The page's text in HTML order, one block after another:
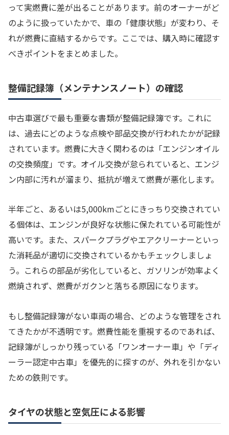
って実燃費に差が出ることがあります。前のオーナーがど
のように扱っていたかで、車の「健康状態」が変わり、そ
れが燃費に直結するからです。ここでは、購入時に確認す
べきポイントをまとめました。
整備記録簿（メンテナンスノート）の確認
中古車選びで最も重要な書類が整備記録簿です。これに
は、過去にどのような点検や部品交換が行われたかが記録
されています。燃費に大きく関わるのは「エンジンオイル
の交換頻度」です。オイル交換が怠られていると、エンジ
ン内部に汚れが溜まり、抵抗が増えて燃費が悪化します。
半年ごと、あるいは5,000kmごとにきっちり交換されてい
る個体は、エンジンが良好な状態に保たれている可能性が
高いです。また、スパークプラグやエアクリーナーといっ
た消耗品が適切に交換されているかもチェックしましょ
う。これらの部品が劣化していると、ガソリンが効率よく
燃焼されず、燃費がガクンと落ちる原因になります。
もし整備記録簿がない車両の場合、どのような管理をされ
てきたかが不透明です。燃費性能を重視するのであれば、
記録簿がしっかり残っている「ワンオーナー車」や「ディ
ーラー認定中古車」を優先的に探すのが、外れを引かない
ための鉄則です。
タイヤの状態と空気圧による影響